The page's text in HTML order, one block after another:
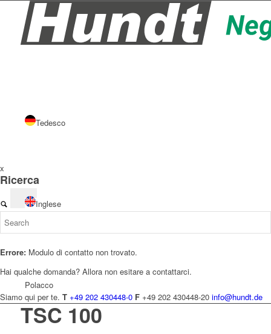
Tedesco
Inglese
Polacco
x
Ricerca
Errore: Modulo di contatto non trovato.
Hai qualche domanda? Allora non esitare a contattarci.
Siamo qui per te. T +49 202 430448-0 F +49 202 430448-20 info@hundt.de
TSC 100